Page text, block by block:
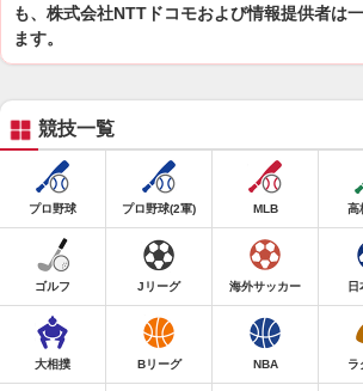
も、株式会社NTTドコモおよび情報提供者は
ます。
競技一覧
プロ野球 プロ野球(2軍) MLB 高
ゴルフ Jリーグ 海外サッカー 日
大相撲 Bリーグ NBA ラ